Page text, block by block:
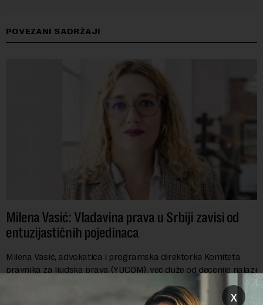
POVEZANI SADRŽAJI
Milena Vasić: Vladavina prava u Srbiji zavisi od
entuzijastičnih pojedinaca
Milena Vasić, advokatica i programska direktorka Komiteta
pravnika za ljudska prava (YUCOM), već duže od decenije nalazi
marginalizovanih grupa, žrtava diskrimi...
x